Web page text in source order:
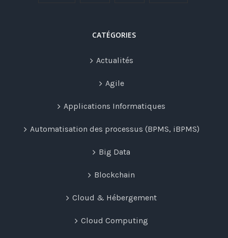
CATÉGORIES
Actualités
Agile
Applications Informatiques
Automatisation des processus (BPMS, iBPMS)
Big Data
Blockchain
Cloud & Hébergement
Cloud Computing